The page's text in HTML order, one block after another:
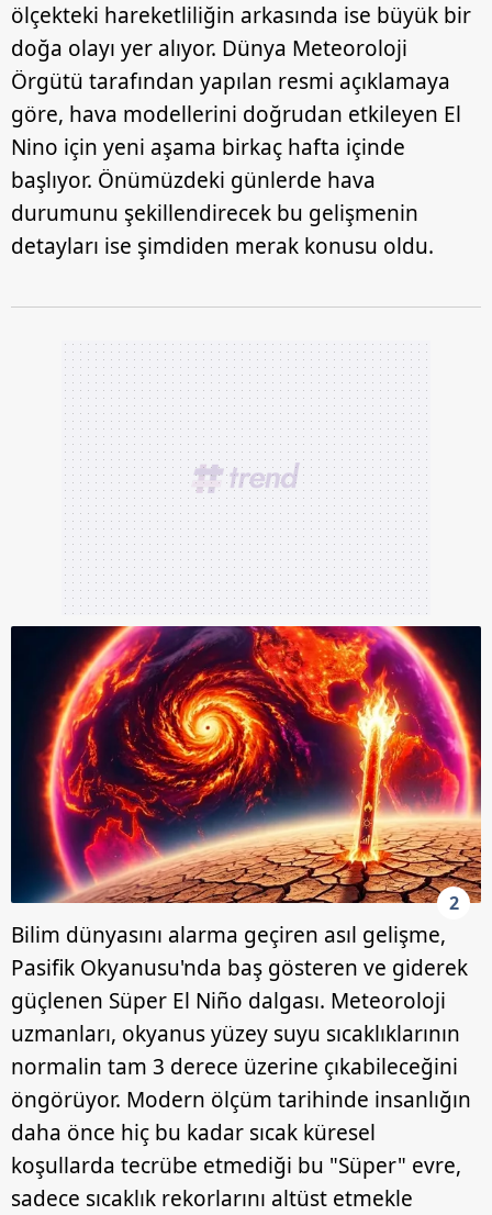
ölçekteki hareketliliğin arkasında ise büyük bir
doğa olayı yer alıyor. Dünya Meteoroloji
Örgütü tarafından yapılan resmi açıklamaya
göre, hava modellerini doğrudan etkileyen El
Nino için yeni aşama birkaç hafta içinde
başlıyor. Önümüzdeki günlerde hava
durumunu şekillendirecek bu gelişmenin
detayları ise şimdiden merak konusu oldu.
2
Bilim dünyasını alarma geçiren asıl gelişme,
Pasifik Okyanusu'nda baş gösteren ve giderek
güçlenen Süper El Niño dalgası. Meteoroloji
uzmanları, okyanus yüzey suyu sıcaklıklarının
normalin tam 3 derece üzerine çıkabileceğini
öngörüyor. Modern ölçüm tarihinde insanlığın
daha önce hiç bu kadar sıcak küresel
koşullarda tecrübe etmediği bu "Süper" evre,
sadece sıcaklık rekorlarını altüst etmekle